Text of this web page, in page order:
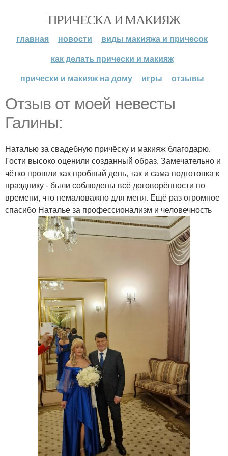
ПРИЧЕСКА И МАКИЯЖ
главная новости
виды макияжа и причесок
как делать прически и макияж
прически и макияж на дому
игры отзывы
Отзыв от моей невесты
Галины:
Наталью за свадебную причёску и макияж благодарю.
Гости высоко оценили созданный образ. Замечательно и
чётко прошли как пробный день, так и сама подготовка к
празднику - были соблюдены всё договорённости по
времени, что немаловажно для меня. Ещё раз огромное
спасибо Наталье за профессионализм и человечность